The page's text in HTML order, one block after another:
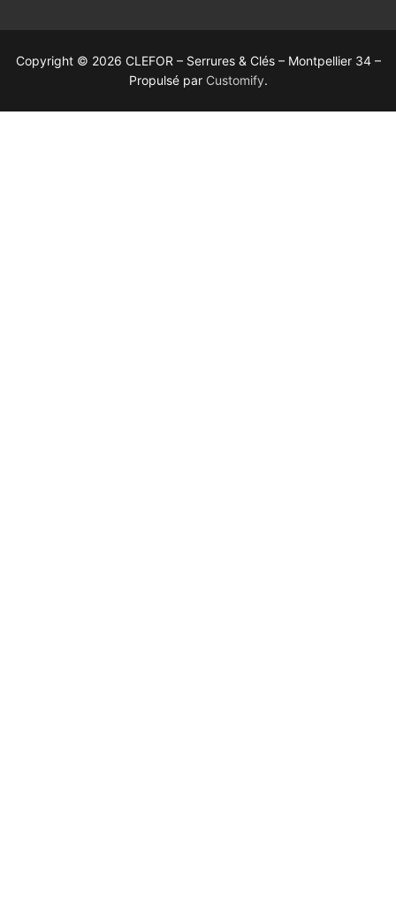
Copyright © 2026 CLEFOR – Serrures & Clés – Montpellier 34 –
Propulsé par Customify.